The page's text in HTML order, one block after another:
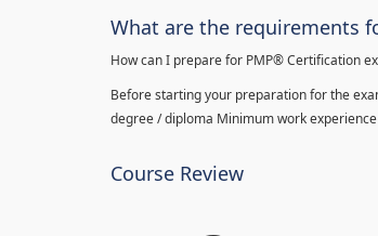
What are the requirements
How can I prepare for PMP® Certification
Before starting your preparation for the
degree / diploma Minimum work
Course Review